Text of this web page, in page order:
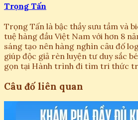
Trọng Tấn
Trọng Tấn là bậc thầy sưu tầm và
tuệ hàng đầu Việt Nam với hơn 8
sáng tạo nên hàng nghìn câu đố
giúp độc giả rèn luyện tư duy sắc
gọn tại Hành trình đi tìm tri thức
Câu đố liên quan